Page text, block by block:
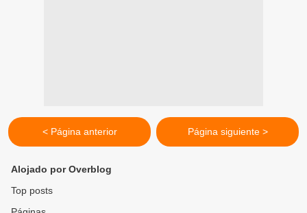
< Página anterior Página siguiente >
Alojado por Overblog
Top posts